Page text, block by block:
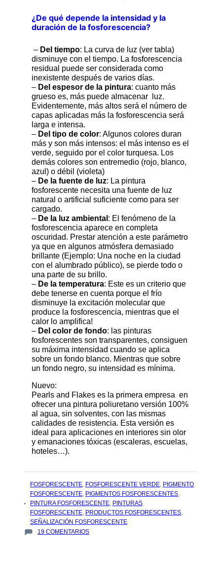
¿De qué depende la intensidad y la
duración de la fosforescencia?
– Del tiempo: La curva de luz (ver tabla)
disminuye con el tiempo. La fosforescencia
residual puede ser considerada como
inexistente después de varios días.
– Del espesor de la pintura: cuanto más
grueso es, más puede almacenar luz.
Evidentemente, más altos será el número de
capas aplicadas más la fosforescencia será
larga e intensa.
– Del tipo de color: Algunos colores duran
más y son más intensos: el más intenso es el
verde, seguido por el color turquesa. Los
demás colores son entremedio (rojo, blanco,
azul) o débil (violeta)
– De la fuente de luz: La pintura
fosforescente necesita una fuente de luz
natural o artificial suficiente como para ser
cargado.
– De la luz ambiental : El fenómeno de la
fosforescencia aparece en completa
oscuridad. Prestar atención a este parámetro
ya que en algunos atmósfera demasiado
brillante (Ejemplo: Una noche en la ciudad
con el alumbrado público), se pierde todo o
una parte de su brillo.
– De la temperatura: Este es un criterio que
debe tenerse en cuenta porque el frío
disminuye la excitación molecular que
produce la fosforescencia, mientras que el
calor lo amplifica!
– Del color de fondo: las pinturas
fosforescentes son transparentes, consiguen
su máxima intensidad cuando se aplica
sobre un fondo blanco. Mientras que sobre
un fondo negro, su intensidad es mínima.
Nuevo:
Pearls and Flakes es la primera empresa en
ofrecer una pintura poliuretano versión 100%
al agua, sin solventes, con las mismas
calidades de resistencia. Esta versión es
ideal para aplicaciones en interiores sin olor
y emanaciones tóxicas (escaleras, escuelas,
hoteles…).
TAGS
:
FOSFORESCENTE, FOSFORESCENTE VERDE, PIGMENTO
FOSFORESCENTE, PIGMENTOS FOSFORESCENTES,
PINTURA FOSFORESCENTE, PINTURAS
FOSFORESCENTE, PRODUCTOS FOSFORESCENTES,
SEÑALIZACIÓN FOSFORESCENTE
19 COMENTARIOSEN